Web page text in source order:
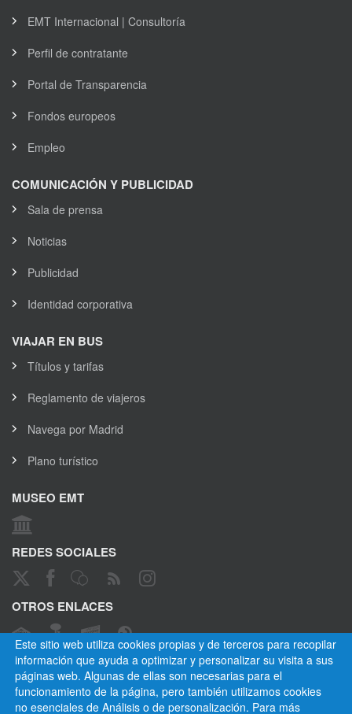
Este sitio web utiliza cookies propias y de terceros para recopilar
información que ayuda a optimizar y personalizar su visita a sus
páginas web. Algunas de ellas son necesarias para el
funcionamiento de la página, pero también utilizamos cookies
no esenciales de Análisis o de personalización. Para más
EMT Internacional | Consultoría
Perfil de contratante
Portal de Transparencia
Fondos europeos
Empleo
COMUNICACIÓN Y PUBLICIDAD
Sala de prensa
Noticias
Publicidad
Identidad corporativa
VIAJAR EN BUS
Títulos y tarifas
Reglamento de viajeros
Navega por Madrid
Plano turístico
MUSEO EMT
REDES SOCIALES
OTROS ENLACES
CANAL ÉTICO